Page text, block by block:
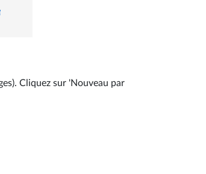
Cliquez sur 'Nouveau par